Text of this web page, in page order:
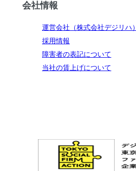
会社情報
運営会社（株式会社デジリハ）
採用情報
障害者の表記について
当社の賃上げについて